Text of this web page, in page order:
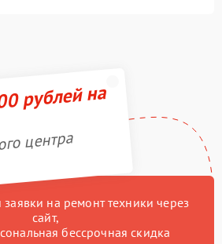
рублей на
центра
на ремонт техники через
сайт,
бессрочная скидка